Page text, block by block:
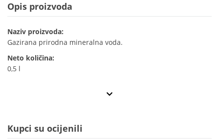
Opis proizvoda
Naziv proizvoda:
Gazirana prirodna mineralna voda.
Neto količina:
0,5 l
Kupci su ocijenili